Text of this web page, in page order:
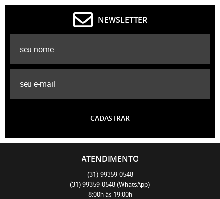
NEWSLETTER
CADASTRAR
ATENDIMENTO
(31) 99359-0548
(31) 99359-0548(WhatsApp)
8:00h às 19:00h